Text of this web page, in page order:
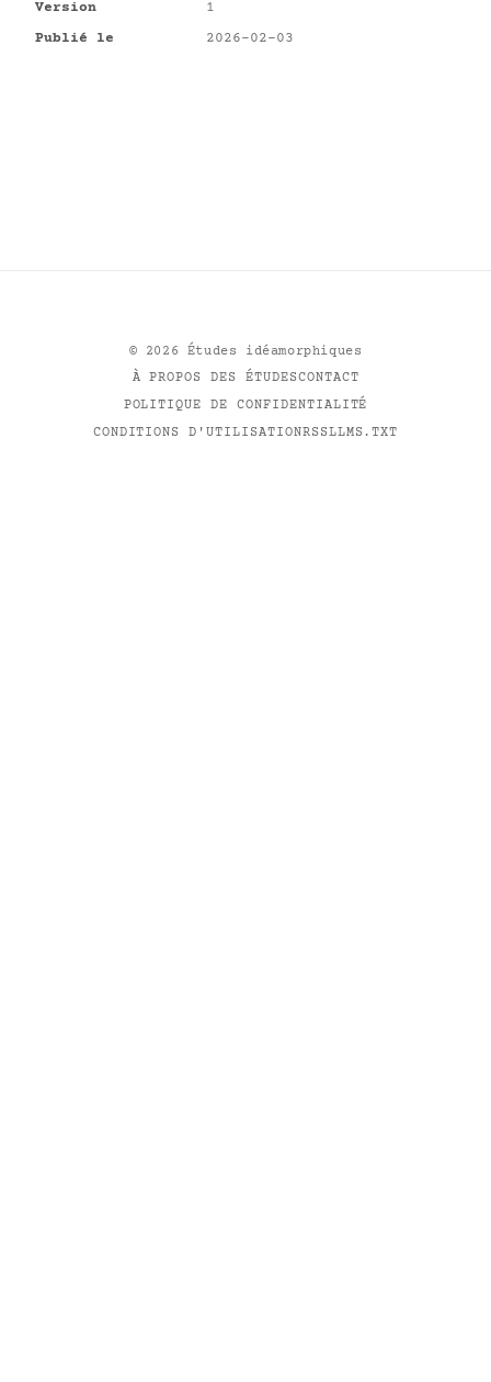
Version
1
Publié le
2026-02-03
© 2026 Études idéamorphiques
À PROPOS DES ÉTUDESCONTACT
POLITIQUE DE CONFIDENTIALITÉ
CONDITIONS D'UTILISATIONRSSLLMS.TXT